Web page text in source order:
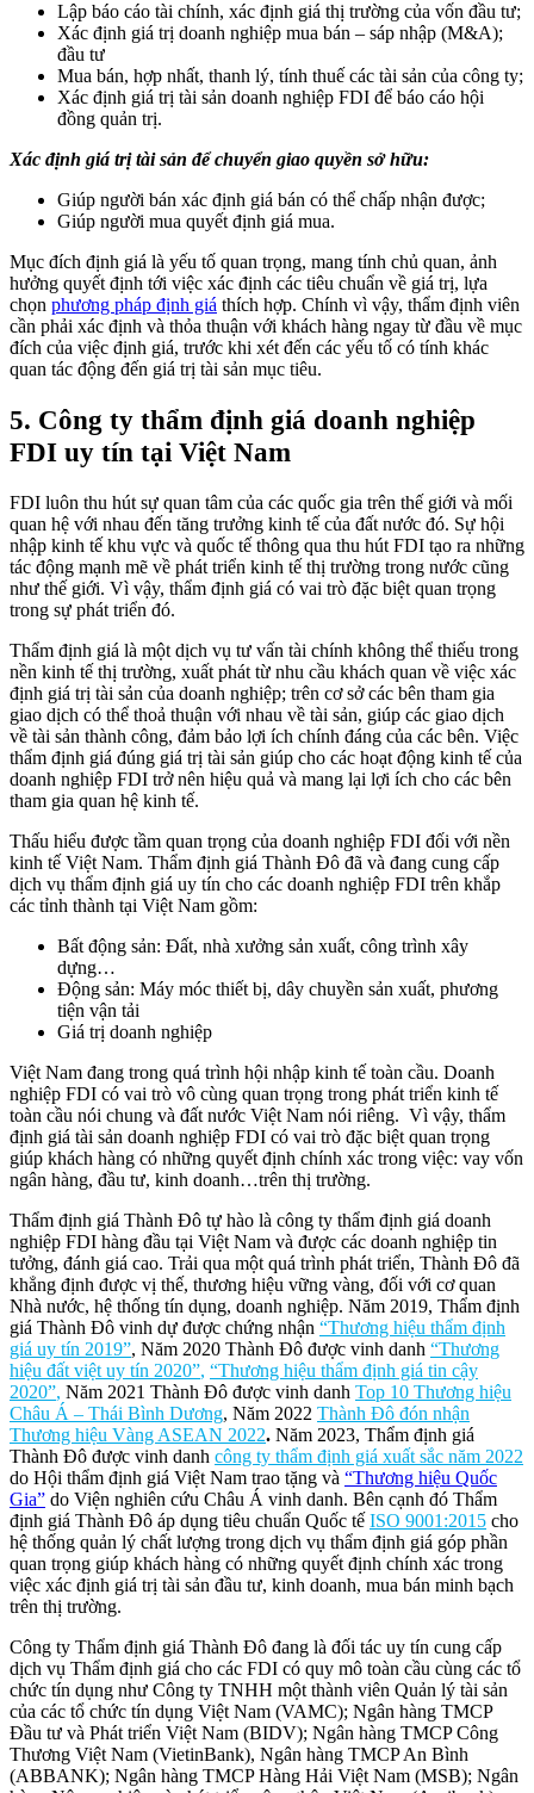
Lập báo cáo tài chính, xác định giá thị trường của vốn đầu tư;
Xác định giá trị doanh nghiệp mua bán – sáp nhập (M&A);
đầu tư
Mua bán, hợp nhất, thanh lý, tính thuế các tài sản của công ty;
Xác định giá trị tài sản doanh nghiệp FDI để báo cáo hội
đồng quản trị.
Xác định giá trị tài sản để chuyển giao quyền sở hữu:
Giúp người bán xác định giá bán có thể chấp nhận được;
Giúp người mua quyết định giá mua.
Mục đích định giá là yếu tố quan trọng, mang tính chủ quan, ảnh
hưởng quyết định tới việc xác định các tiêu chuẩn về giá trị, lựa
chọn phương pháp định giá thích hợp. Chính vì vậy, thẩm định viên
cần phải xác định và thỏa thuận với khách hàng ngay từ đầu về mục
đích của việc định giá, trước khi xét đến các yếu tố có tính khác
quan tác động đến giá trị tài sản mục tiêu.
5. Công ty thẩm định giá doanh nghiệp
FDI uy tín tại Việt Nam
FDI luôn thu hút sự quan tâm của các quốc gia trên thế giới và mối
quan hệ với nhau đến tăng trưởng kinh tế của đất nước đó. Sự hội
nhập kinh tế khu vực và quốc tế thông qua thu hút FDI tạo ra những
tác động mạnh mẽ về phát triển kinh tế thị trường trong nước cũng
như thế giới. Vì vậy, thẩm định giá có vai trò đặc biệt quan trọng
trong sự phát triển đó.
Thẩm định giá là một dịch vụ tư vấn tài chính không thể thiếu trong
nền kinh tế thị trường, xuất phát từ nhu cầu khách quan về việc xác
định giá trị tài sản của doanh nghiệp; trên cơ sở các bên tham gia
giao dịch có thể thoả thuận với nhau về tài sản, giúp các giao dịch
về tài sản thành công, đảm bảo lợi ích chính đáng của các bên. Việc
thẩm định giá đúng giá trị tài sản giúp cho các hoạt động kinh tế của
doanh nghiệp FDI trở nên hiệu quả và mang lại lợi ích cho các bên
tham gia quan hệ kinh tế.
Thấu hiểu được tầm quan trọng của doanh nghiệp FDI đối với nền
kinh tế Việt Nam. Thẩm định giá Thành Đô đã và đang cung cấp
dịch vụ thẩm định giá uy tín cho các doanh nghiệp FDI trên khắp
các tỉnh thành tại Việt Nam gồm:
Bất động sản: Đất, nhà xưởng sản xuất, công trình xây
dựng…
Động sản: Máy móc thiết bị, dây chuyền sản xuất, phương
tiện vận tải
Giá trị doanh nghiệp
Việt Nam đang trong quá trình hội nhập kinh tế toàn cầu. Doanh
nghiệp FDI có vai trò vô cùng quan trọng trong phát triển kinh tế
toàn cầu nói chung và đất nước Việt Nam nói riêng. Vì vậy, thẩm
định giá tài sản doanh nghiệp FDI có vai trò đặc biệt quan trọng
giúp khách hàng có những quyết định chính xác trong việc: vay vốn
ngân hàng, đầu tư, kinh doanh…trên thị trường.
Thẩm định giá Thành Đô tự hào là công ty thẩm định giá doanh
nghiệp FDI hàng đầu tại Việt Nam và được các doanh nghiệp tin
tưởng, đánh giá cao. Trải qua một quá trình phát triển, Thành Đô đã
khẳng định được vị thế, thương hiệu vững vàng, đối với cơ quan
Nhà nước, hệ thống tín dụng, doanh nghiệp. Năm 2019, Thẩm định
giá Thành Đô vinh dự được chứng nhận “Thương hiệu thẩm định
giá uy tín 2019”, Năm 2020 Thành Đô được vinh danh “Thương
hiệu đất việt uy tín 2020”, “Thương hiệu thẩm định giá tin cậy
2020”, Năm 2021 Thành Đô được vinh danh Top 10 Thương hiệu
Châu Á – Thái Bình Dương, Năm 2022 Thành Đô đón nhận
Thương hiệu Vàng ASEAN 2022. Năm 2023, Thẩm định giá
Thành Đô được vinh danh công ty thẩm định giá xuất sắc năm 2022
do Hội thẩm định giá Việt Nam trao tặng và “Thương hiệu Quốc
Gia” do Viện nghiên cứu Châu Á vinh danh. Bên cạnh đó Thẩm
định giá Thành Đô áp dụng tiêu chuẩn Quốc tế ISO 9001:2015 cho
hệ thống quản lý chất lượng trong dịch vụ thẩm định giá góp phần
quan trọng giúp khách hàng có những quyết định chính xác trong
việc xác định giá trị tài sản đầu tư, kinh doanh, mua bán minh bạch
trên thị trường.
Công ty Thẩm định giá Thành Đô đang là đối tác uy tín cung cấp
dịch vụ Thẩm định giá cho các FDI có quy mô toàn cầu cùng các tổ
chức tín dụng như Công ty TNHH một thành viên Quản lý tài sản
của các tổ chức tín dụng Việt Nam (VAMC); Ngân hàng TMCP
Đầu tư và Phát triển Việt Nam (BIDV); Ngân hàng TMCP Công
Thương Việt Nam (VietinBank), Ngân hàng TMCP An Bình
(ABBANK); Ngân hàng TMCP Hàng Hải Việt Nam (MSB); Ngân